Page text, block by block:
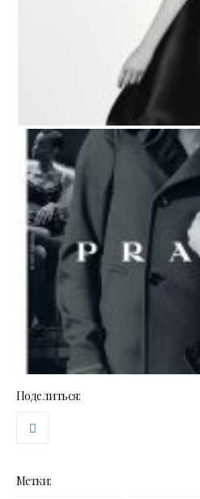
Поделиться:
Метки: